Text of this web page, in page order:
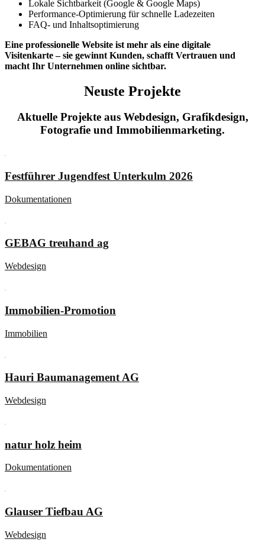
Lokale Sichtbarkeit (Google & Google Maps)
Performance-Optimierung für schnelle Ladezeiten
FAQ- und Inhaltsoptimierung
Eine professionelle Website ist mehr als eine digitale
Visitenkarte – sie gewinnt Kunden, schafft Vertrauen und
macht Ihr Unternehmen online sichtbar.
Neuste Projekte
Aktuelle Projekte aus Webdesign, Grafikdesign,
Fotografie und Immobilienmarketing.
Festführer Jugendfest Unterkulm 2026
Dokumentationen
GEBAG treuhand ag
Webdesign
Immobilien-Promotion
Immobilien
Hauri Baumanagement AG
Webdesign
natur holz heim
Dokumentationen
Glauser Tiefbau AG
Webdesign